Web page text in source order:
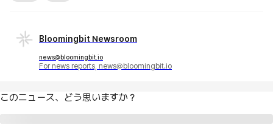
Bloomingbit Newsroom
news@bloomingbit.io
For news reports, news@bloomingbit.io
このニュース、どう思いますか？